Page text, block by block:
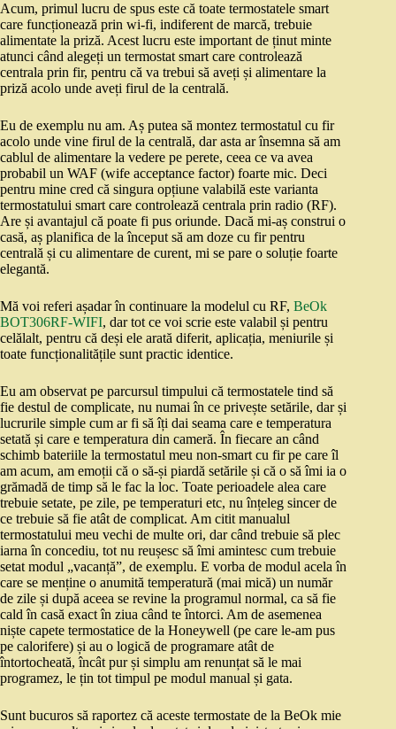
Acum, primul lucru de spus este că toate termostatele smart
care funcționează prin wi-fi, indiferent de marcă, trebuie
alimentate la priză. Acest lucru este important de ținut minte
atunci când alegeți un termostat smart care controlează
centrala prin fir, pentru că va trebui să aveți și alimentare la
priză acolo unde aveți firul de la centrală.
Eu de exemplu nu am. Aș putea să montez termostatul cu fir
acolo unde vine firul de la centrală, dar asta ar însemna să am
cablul de alimentare la vedere pe perete, ceea ce va avea
probabil un WAF (wife acceptance factor) foarte mic. Deci
pentru mine cred că singura opțiune valabilă este varianta
termostatului smart care controlează centrala prin radio (RF).
Are și avantajul că poate fi pus oriunde. Dacă mi-aș construi o
casă, aș planifica de la început să am doze cu fir pentru
centrală și cu alimentare de curent, mi se pare o soluție foarte
elegantă.
Mă voi referi așadar în continuare la modelul cu RF, BeOk
BOT306RF-WIFI, dar tot ce voi scrie este valabil și pentru
celălalt, pentru că deși ele arată diferit, aplicația, meniurile și
toate funcționalitățile sunt practic identice.
Eu am observat pe parcursul timpului că termostatele tind să
fie destul de complicate, nu numai în ce privește setările, dar și
lucrurile simple cum ar fi să îți dai seama care e temperatura
setată și care e temperatura din cameră. În fiecare an când
schimb bateriile la termostatul meu non-smart cu fir pe care îl
am acum, am emoții că o să-și piardă setările și că o să îmi ia o
grămadă de timp să le fac la loc. Toate perioadele alea care
trebuie setate, pe zile, pe temperaturi etc, nu înțeleg sincer de
ce trebuie să fie atât de complicat. Am citit manualul
termostatului meu vechi de multe ori, dar când trebuie să plec
iarna în concediu, tot nu reușesc să îmi amintesc cum trebuie
setat modul „vacanță”, de exemplu. E vorba de modul acela în
care se menține o anumită temperatură (mai mică) un număr
de zile și după aceea se revine la programul normal, ca să fie
cald în casă exact în ziua când te întorci. Am de asemenea
niște capete termostatice de la Honeywell (pe care le-am pus
pe calorifere) și au o logică de programare atât de
întortocheată, încât pur și simplu am renunțat să le mai
programez, le țin tot timpul pe modul manual și gata.
Sunt bucuros să raportez că aceste termostate de la BeOk mie